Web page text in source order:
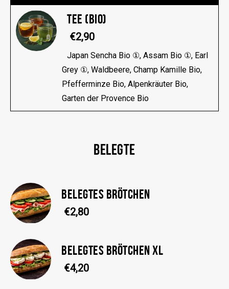
TEE (BIO)
€2,90
Japan Sencha Bio ①, Assam Bio ①, Earl
Grey ①, Waldbeere, Champ Kamille Bio,
Pfefferminze Bio, Alpenkräuter Bio,
Garten der Provence Bio
BELEGTE
BELEGTES BRÖTCHEN
€2,80
BELEGTES BRÖTCHEN XL
€4,20